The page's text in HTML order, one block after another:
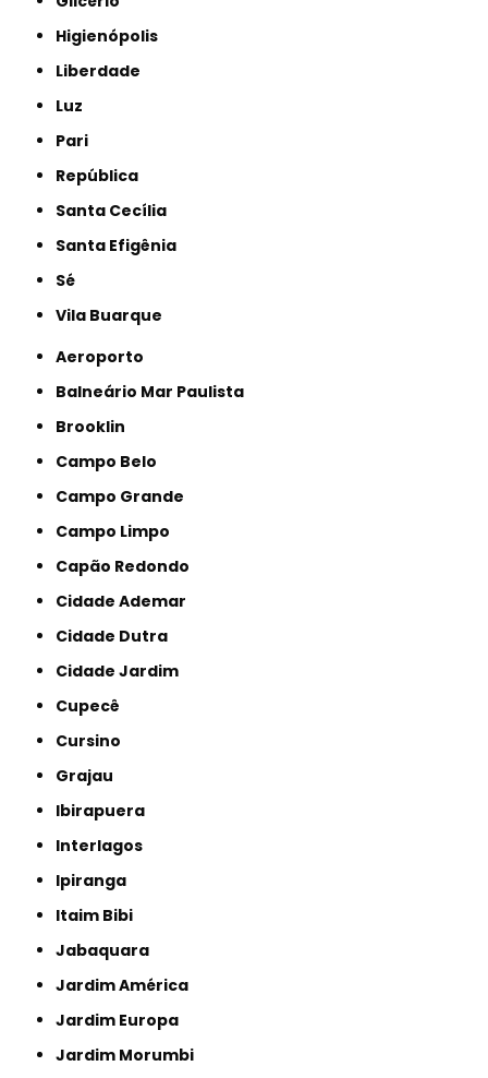
Higienópolis
Liberdade
Luz
Pari
República
Santa Cecília
Santa Efigênia
Sé
Vila Buarque
Aeroporto
Balneário Mar Paulista
Brooklin
Campo Belo
Campo Grande
Campo Limpo
Capão Redondo
Cidade Ademar
Cidade Dutra
Cidade Jardim
Cupecê
Cursino
Grajau
Ibirapuera
Interlagos
Ipiranga
Itaim Bibi
Jabaquara
Jardim América
Jardim Europa
Jardim Morumbi